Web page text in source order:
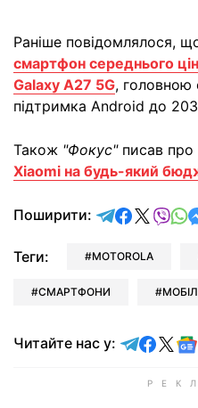
Раніше повідомлялося,
смартфон середнього
Galaxy A27 5G, головною
підтримка Android до
Також "Фокус"писав про
Xiaomi на будь-який
Поширити: відправити
Теги: MOTOROLA
СМАРТФОНИ
Читайте нас у: Читайте